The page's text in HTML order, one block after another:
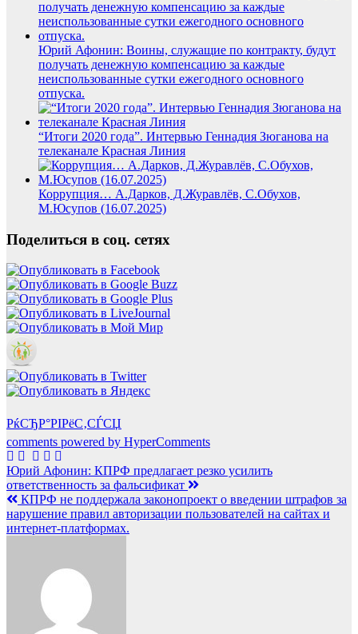
Юрий Афонин: Воины, служащие по контракту, будут
получать денежную компенсацию за каждые
неиспользованные сутки ежегодного основного
отпуска.
“Итоги 2020 года”. Интервью Геннадия Зюганова на
телеканале Красная Линия
Коррупция… А.Дарков, Д.Журавлёв, С.Обухов,
М.Юсупов (16.07.2025)
Поделиться в соц. сетях
РќСЂР°РІРёС‚СЃСЏ
comments powered by HyperComments
Навигация
по
записям
Юрий Афонин: КПРФ предлагает резко усилить
ответственность за фальсификат
КПРФ не поддержала законопроект о введении штрафов за
нарушение правил авторизации пользователей на сайтах и
интернет-платформах.